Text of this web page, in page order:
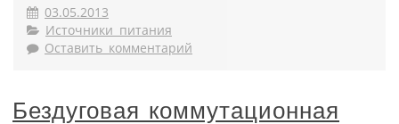
03.05.2013
Источники питания
Оставить комментарий
Бездуговая коммутационная